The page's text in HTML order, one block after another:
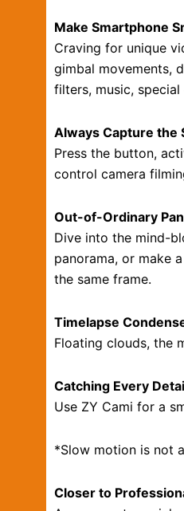
Make Smartphone
Craving for unique
gimbal movements,
filters, music,
Always Capture the
Press the button,
control camera
Out-of-Ordinary
Dive into the mind-
panorama, or make
the same frame.
Timelapse
Floating clouds, the
Catching Every
Use ZY Cami for a
*Slow motion is not
Closer to